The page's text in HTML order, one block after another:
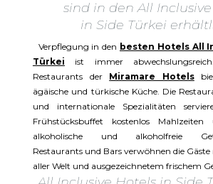
sind in den All
in Side Türkei
Verpflegung in den besten Hotels All
Türkei ist immer
Restaurants der Miramare Hotels
ägäische und türkische Küche. Die
und internationale Spezialitäten
Frühstücksbuffet kostenlos
alkoholische und alkoholfreie
Restaurants und Bars verwöhnen die
aller Welt und ausgezeichnetem frischem